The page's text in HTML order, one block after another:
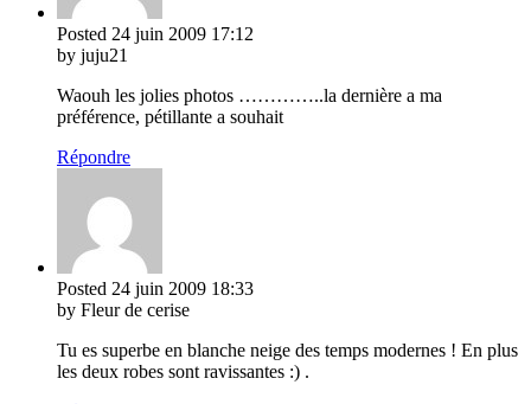
Posted 24 juin 2009 17:12
by juju21
Waouh les jolies photos …………..la dernière a ma
préférence, pétillante a souhait
Répondre
Posted 24 juin 2009 18:33
by Fleur de cerise
Tu es superbe en blanche neige des temps modernes ! En plus
les deux robes sont ravissantes :) .